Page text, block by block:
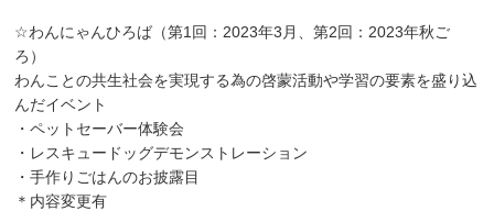
☆わんにゃんひろば（第1回：2023年3月、第2回：2023年秋ご
ろ）
わんことの共生社会を実現する為の啓蒙活動や学習の要素を盛り込
んだイベント
・ペットセーバー体験会
・レスキュードッグデモンストレーション
・手作りごはんのお披露目
＊内容変更有